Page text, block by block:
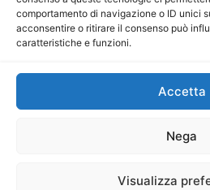
comportamento di navigazione o ID unici
acconsentire o ritirare il consenso può
caratteristiche e funzioni.
Accetta
Nega
Visualizza
Direttore Responsabile:
P.IVA:
Mercurio Comunicazione
iscritta al Registro degli